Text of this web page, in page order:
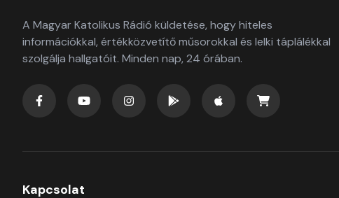
A Magyar Katolikus Rádió küldetése, hogy hiteles
információkkal, értékközvetítő műsorokkal és lelki táplálékkal
szolgálja hallgatóit. Minden nap, 24 órában.
Kapcsolat